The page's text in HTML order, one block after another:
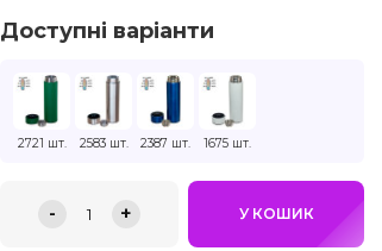
Доступні варіанти
2721 шт. 2583 шт. 2387 шт. 1675 шт.
- 1 + У КОШИК